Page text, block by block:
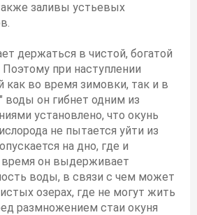
заливы устьевых
держаться в чистой, богатой
при наступлении
как во время зимовки, так и в
воды он гибнет одним из
установлено, что окунь
не пытается уйти из
на дно, где и
время он выдерживает
воды, в связи с чем может
озерах, где не могут жить
размножением стаи окуня